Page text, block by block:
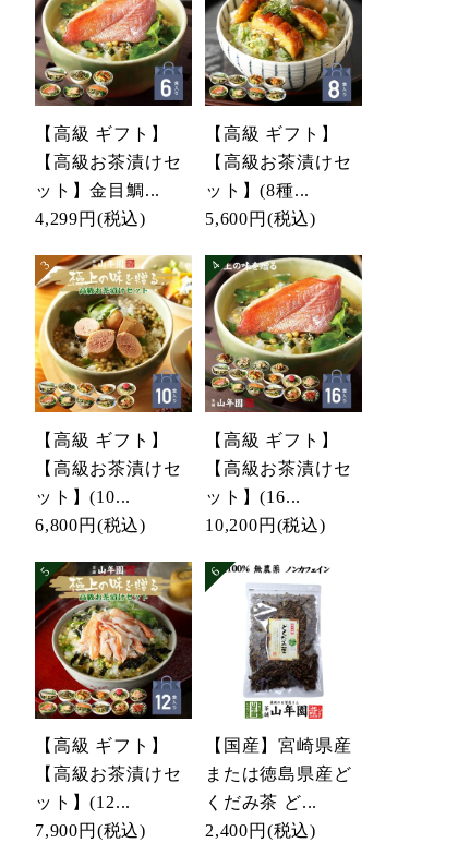
【高級 ギフト】
【高級お茶漬けセ
ット】金目鯛...
4,299円 (税込)
【高級 ギフト】
【高級お茶漬けセ
ット】(8種...
5,600円 (税込)
【高級 ギフト】
【高級お茶漬けセ
ット】(10...
6,800円 (税込)
【高級 ギフト】
【高級お茶漬けセ
ット】(16...
10,200円 (税込)
【高級 ギフト】
【高級お茶漬けセ
ット】(12...
7,900円 (税込)
【国産】宮崎県産
または徳島県産ど
くだみ茶 ど...
2,400円 (税込)